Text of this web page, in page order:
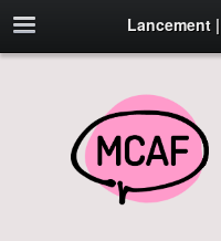
Lancement